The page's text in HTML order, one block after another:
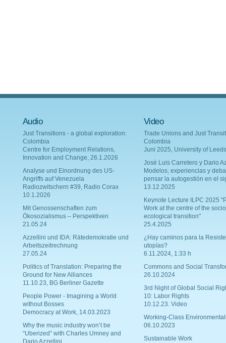
Audio
Just Transitions - a global exploration:
Colombia
Centre for Employment Relations,
Innovation and Change, 26.1.2026
Analyse und Einordnung des US-
Angriffs auf Venezuela
Radiozwitschern #39, Radio Corax
10.1.2026
Mit Genossenschaften zum
Ökosozialismus – Perspektiven
21.05.24
Azzellini und IDA: Rätedemokratie und
Arbeitszeitrechnung
27.05.24
Politics of Translation: Preparing the
Ground for New Alliances
11.10.23, BG Berliner Gazette
People Power - Imagining a World
without Bosses
Democracy at Work, 14.03.2023
Why the music industry won’t be
“Uberized” with Charles Umney and
Dario Azzellini
Video
Trade Unions and Just
Colombia
Juni 2025, University of Leeds
Josè Luis Carretero y Dario
Modelos, experiencias y
pensar la autogestión en el
13.12.2025
Keynote Lecture ILPC 2025
Work at the centre of the
ecological transition"
25.4.2025
¿Hay caminos para la
utopías?
6.11.2024, 1:33 h
Commons and Social
26.10.2024
3rd Night of Global Social
10: Labor Rights
10.12.23. Video
Working-Class
06.10.2023
Sustainable Work